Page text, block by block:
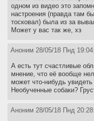
одном из видео это
настроения (правда там
тосковал) была из за
Может у вас так же, хз
Аноним 28/05/18 Пнд
А есть тут счастливые
мнение, что её вообще
может что-нибудь
Необученные собаки?
Аноним 28/05/18 Пнд